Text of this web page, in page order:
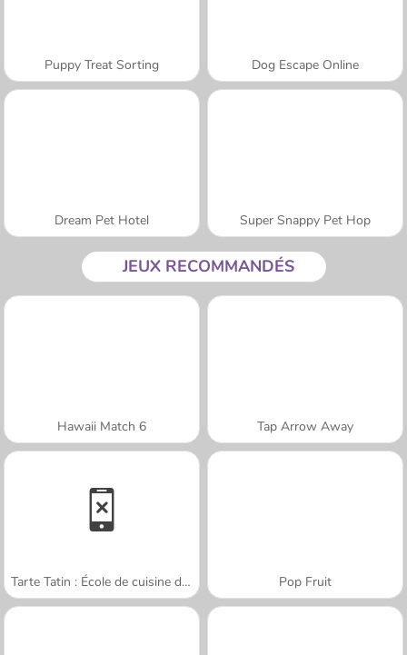
Puppy Treat Sorting Dog Escape Online
Dream Pet Hotel Super Snappy Pet Hop
JEUX RECOMMANDÉS
Hawaii Match 6 Tap Arrow Away
Tarte Tatin : École de cuisine de Sara Pop Fruit